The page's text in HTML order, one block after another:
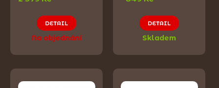
DETAIL
Na objednání
DETAIL
Skladem